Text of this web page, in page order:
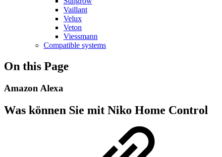
Vaillant
Velux
Veton
Viessmann
Compatible systems
On this Page
Amazon Alexa
Was können Sie mit Niko Home Control